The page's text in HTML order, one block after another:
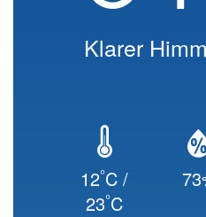
Klarer
12°C /
23°C
73